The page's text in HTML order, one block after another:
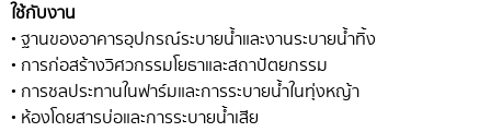
ใช้กับงาน
• ฐานของอาคารอุปกรณ์ระบายน้ำและงานระบายน้ำทิ้ง
• การก่อสร้างวิศวกรรมโยธาและสถาปัตยกรรม
• การชลประทานในฟาร์มและการระบายน้ำในทุ่งหญ้า
• ห้องโดยสารบ่อและการระบายน้ำเสีย